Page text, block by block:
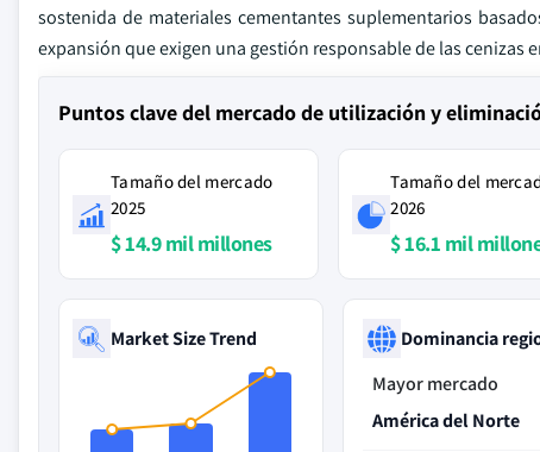
sostenida de materiales cementantes suplementarios
expansión que exigen una gestión responsable de las cenizas
Puntos clave del mercado de utilización y
Tamaño del mercado
2025
$ 14.9 mil millones
Tamaño del
2026
$ 16.1 mil
Market Size Trend
Dominancia
Mayor mercado
América del Norte